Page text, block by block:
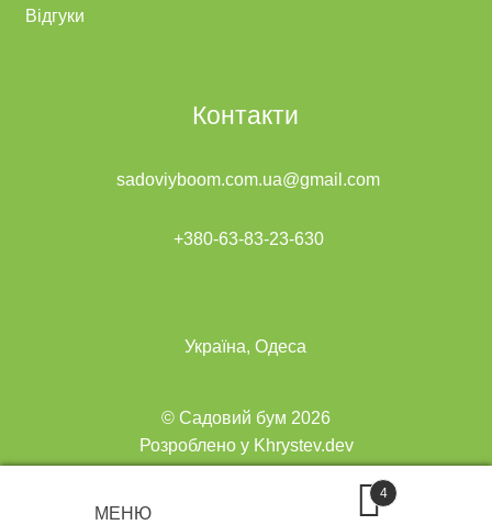
Відгуки
Контакти
sadoviyboom.com.ua@gmail.com
+380-63-83-23-630
Україна, Одеса
© Садовий бум 2026
Розроблено у Khrystev.dev
МЕНЮ
4